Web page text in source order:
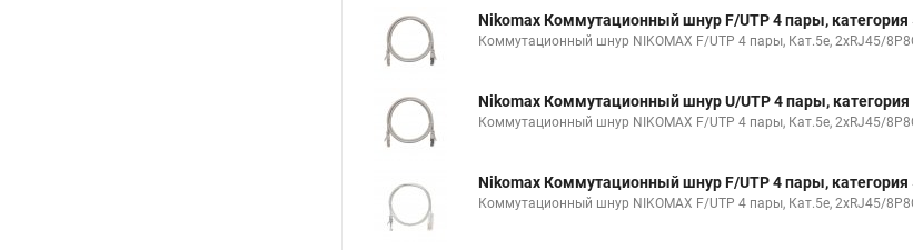
Nikomax Коммутационный шнур F/UTP 4 пары, категория
Коммутационный шнур NIKOMAX F/UTP 4 пары, Кат.5е, 2хRJ45/
Nikomax Коммутационный шнур U/UTP 4 пары, категория
Коммутационный шнур NIKOMAX F/UTP 4 пары, Кат.5е, 2хRJ45/
Nikomax Коммутационный шнур F/UTP 4 пары, категория
Коммутационный шнур NIKOMAX F/UTP 4 пары, Кат.5е, 2хRJ45/